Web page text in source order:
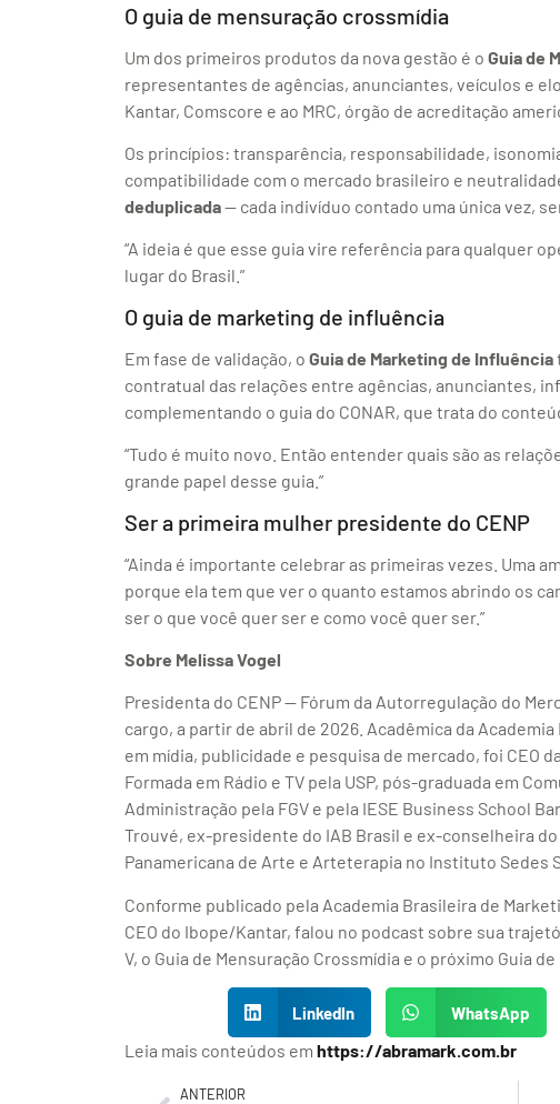
O guia de mensuração crossmídia
Um dos primeiros produtos da nova gestão é o Guia de
representantes de agências, anunciantes, veículos e
Kantar, Comscore e ao MRC, órgão de acreditação
Os princípios: transparência, responsabilidade,
compatibilidade com o mercado brasileiro e
deduplicada— cada indivíduo contado uma única vez,
“A ideia é que esse guia vire referência para qualquer
lugar do Brasil.”
O guia de marketing de influência
Em fase de validação, o Guia de Marketing de Influência
contratual das relações entre agências, anunciantes,
complementando o guia do CONAR, que trata do
“Tudo é muito novo. Então entender quais são as
grande papel desse guia.”
Ser a primeira mulher presidente do CENP
“Ainda é importante celebrar as primeiras vezes. Uma
porque ela tem que ver o quanto estamos abrindo os
ser o que você quer ser e como você quer ser.”
Sobre Melissa Vogel
Presidenta do CENP — Fórum da Autorregulação do
cargo, a partir de abril de 2026. Acadêmica da
em mídia, publicidade e pesquisa de mercado, foi CEO
Formada em Rádio e TV pela USP, pós-graduada em
Administração pela FGV e pela IESE Business School
Trouvé, ex-presidente do IAB Brasil e ex-conselheira do
Panamericana de Arte e Arteterapia no Instituto Sedes
Conforme publicado pela Academia Brasileira de
CEO do Ibope/Kantar, falou no podcast sobre sua
V, o Guia de Mensuração Crossmídia e o próximo Guia
LinkedIn WhatsApp
Leia mais conteúdos em https://abramark.com.br
ANTERIOR